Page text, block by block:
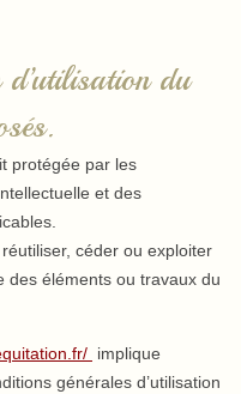
du
protégée par les
et des
céder ou exploiter
des éléments ou travaux du
implique
générales d’utilisation